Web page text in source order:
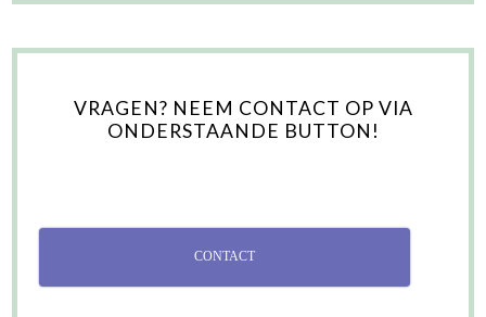
VRAGEN? NEEM CONTACT OP VIA
ONDERSTAANDE BUTTON!
CONTACT